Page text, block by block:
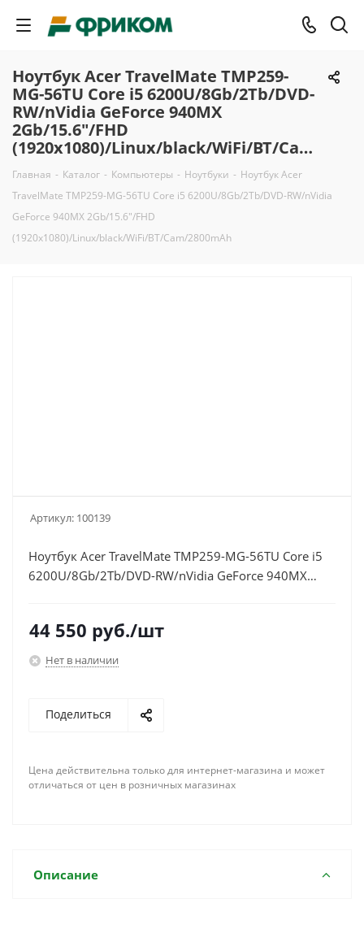
Ноутбук Acer TravelMate TMP259-
MG-56TU Core i5 6200U/8Gb/2Tb/DVD-
RW/nVidia GeForce 940MX
2Gb/15.6"/FHD
(1920x1080)/Linux/black/WiFi/BT/Cam/2800mAh
Главная - Каталог - Компьютеры - Ноутбуки - Ноутбук Acer
TravelMate TMP259-MG-56TU Core i5 6200U/8Gb/2Tb/DVD-RW/nVidia
GeForce 940MX 2Gb/15.6"/FHD
(1920x1080)/Linux/black/WiFi/BT/Cam/2800mAh
Артикул: 100139
Ноутбук Acer TravelMate TMP259-MG-56TU Core i5
6200U/8Gb/2Tb/DVD-RW/nVidia GeForce 940MX
44 550 руб./шт
Нет в наличии
Поделиться
Цена действительна только для интернет-магазина и может
отличаться от цен в розничных магазинах
Описание